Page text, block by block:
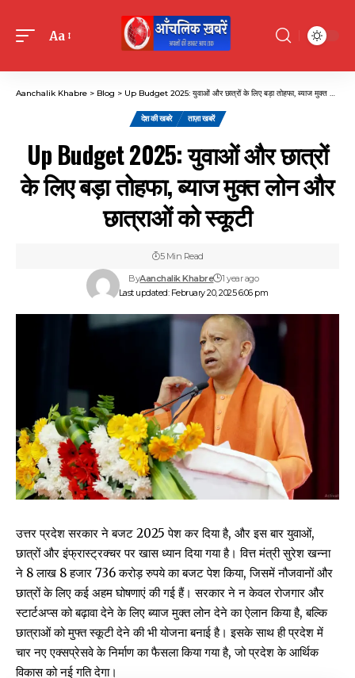
Font
Aa
Aanchalik Khabre > Blog > Up Budget 2025: युवाओं और छात्रों के लिए बड़ा तोहफा, ब्याज मुक्त लोन और छात्राओं को स्कूटी
देश की खबरे ताज़ा खबरें
Up Budget 2025: युवाओं और छात्रों
के लिए बड़ा तोहफा, ब्याज मुक्त लोन और
छात्राओं को स्कूटी
Last updated: February 20, 2025 6:06 pm
ByAanchalik Khabre 1 year ago
5 Min Read
उत्तर प्रदेश सरकार ने बजट 2025 पेश कर दिया है, और इस बार युवाओं,
छात्रों और इंफ्रास्ट्रक्चर पर खास ध्यान दिया गया है। वित्त मंत्री सुरेश खन्ना
ने 8 लाख 8 हजार 736 करोड़ रुपये का बजट पेश किया, जिसमें नौजवानों और
छात्रों के लिए कई अहम घोषणाएं की गई हैं। सरकार ने न केवल रोजगार और
स्टार्टअप्स को बढ़ावा देने के लिए ब्याज मुक्त लोन देने का ऐलान किया है, बल्कि
छात्राओं को मुफ्त स्कूटी देने की भी योजना बनाई है। इसके साथ ही प्रदेश में
चार नए एक्सप्रेसवे के निर्माण का फैसला किया गया है, जो प्रदेश के आर्थिक
विकास को नई गति देगा।